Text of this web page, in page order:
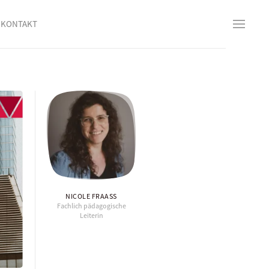
KONTAKT
NICOLE FRAASS
Fachlich pädagogische
Leiterin